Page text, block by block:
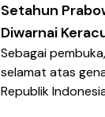
Setahun
Diwarnai
Gelombang
Sebagai
selamat atas
Republik